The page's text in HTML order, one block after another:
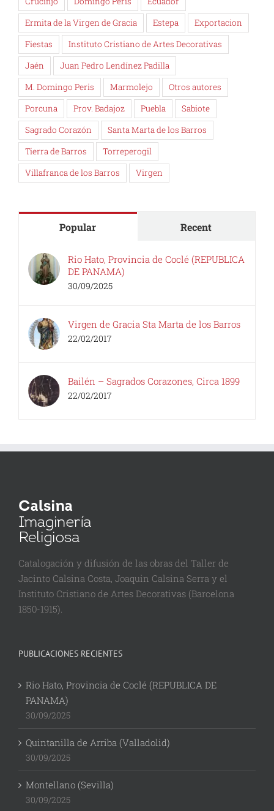
Ermita de la Virgen de Gracia
Estepa
Exportacion
Fiestas
Instituto Cristiano de Artes Decorativas
Jaén
Juan Pedro Lendínez Padilla
M. Domingo Peris
Marmolejo
Otros autores
Porcuna
Prov. Badajoz Puebla
Sabiote
Sagrado Corazón
Santa Marta de los Barros
Tierra de Barros
Torreperogil
Villafranca de los Barros
Virgen
Popular Recent
Rio Hato, Provincia de Coclé (REPUBLICA
DE PANAMA)
30/09/2025
Virgen de Gracia Sta Marta de los Barros
22/02/2017
Bailén – Sagrados Corazones, Circa 1899
22/02/2017
Catalogación y difusión de las obras del Taller de
Jacinto Calsina Costa, Joaquin Calsina Serra y el
Instituto Cristiano de Artes Decorativas (Barcelona
1850-1915).
PUBLICACIONES RECIENTES
Rio Hato, Provincia de Coclé (REPUBLICA DE
PANAMA)
30/09/2025
Quintanilla de Arriba (Valladolid)
30/09/2025
Montellano (Sevilla)
30/09/2025